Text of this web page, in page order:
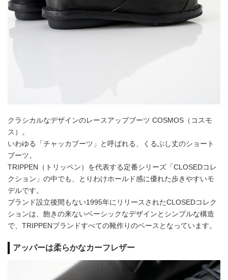
クラシカルなデザインのレースアップブーツ COSMOS（コスモ
ス）。
いわゆる「チャッカブーツ」と呼ばれる、くるぶし丈のショート
ブーツ。
TRIPPEN（トリッペン）を代表する定番シリーズ「CLOSEDコレ
クション」の中でも、とりわけホールド感に優れた歩きやすいモ
デルです。
ブランド設立後間もない1995年にリリースされたCLOSEDコレク
ションは、飽きの来ないベーシックなデザインとシンプルな構造
で、TRIPPENブランドすべての靴作りのベースとなっています。
アッパーは柔らかなカーフレザー